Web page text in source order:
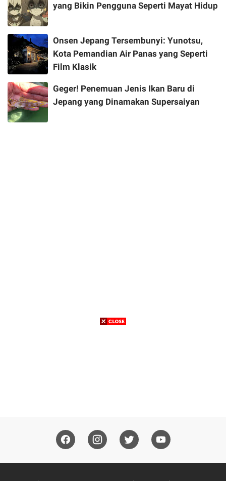
yang Bikin Pengguna Seperti Mayat Hidup
Onsen Jepang Tersembunyi: Yunotsu,
Kota Pemandian Air Panas yang Seperti
Film Klasik
Geger! Penemuan Jenis Ikan Baru di
Jepang yang Dinamakan Supersaiyan